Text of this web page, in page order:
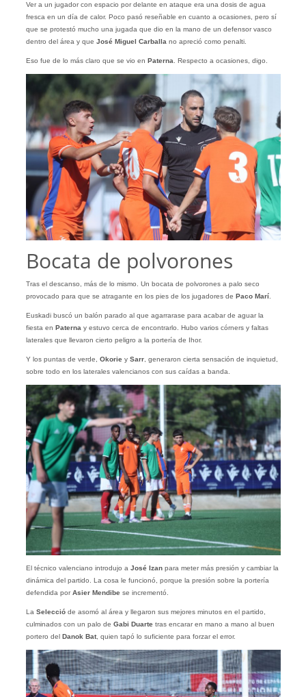
Ver a un jugador con espacio por delante en ataque era una dosis de agua
fresca en un día de calor. Poco pasó reseñable en cuanto a ocasiones, pero sí
que se protestó mucho una jugada que dio en la mano de un defensor vasco
dentro del área y que José Miguel Carballa no apreció como penalti.
Eso fue de lo más claro que se vio en Paterna . Respecto a ocasiones, digo.
Bocata de polvorones
Tras el descanso, más de lo mismo. Un bocata de polvorones a palo seco
provocado para que se atragante en los pies de los jugadores de Paco Marí.
Euskadi buscó un balón parado al que agarrarase para acabar de aguar la
fiesta en Paterna y estuvo cerca de encontrarlo. Hubo varios córners y faltas
laterales que llevaron cierto peligro a la portería de Ihor.
Y los puntas de verde, Okoriey Sarr, generaron cierta sensación de inquietud,
sobre todo en los laterales valencianos con sus caídas a banda.
El técnico valenciano introdujo a José Izanpara meter más presión y cambiar la
dinámica del partido. La cosa le funcionó, porque la presión sobre la portería
defendida porAsier Mendibe se incrementó.
La Seleccióde asomó al área y llegaron sus mejores minutos en el partido,
culminados con un palo de Gabi Duartetras encarar en mano a mano al buen
portero del Danok Bat, quien tapó lo suficiente para forzar el error.